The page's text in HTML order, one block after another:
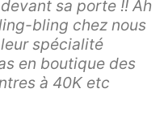
sa porte !! Ah
bling chez nous
leur spécialité
en boutique des
à 40K etc